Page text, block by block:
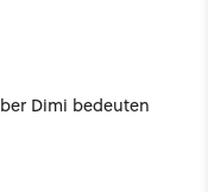
Dimi bedeuten